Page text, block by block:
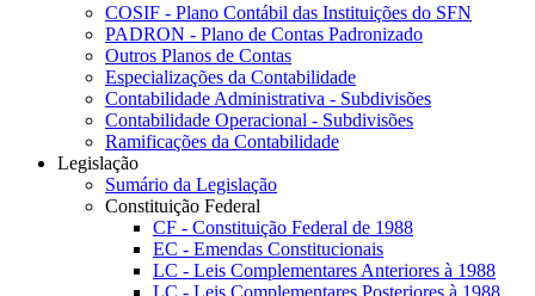
COSIF - Plano Contábil das Instituições do SFN
PADRON - Plano de Contas Padronizado
Outros Planos de Contas
Especializações da Contabilidade
Contabilidade Administrativa - Subdivisões
Contabilidade Operacional - Subdivisões
Ramificações da Contabilidade
Legislação
Sumário da Legislação
Constituição Federal
CF - Constituição Federal de 1988
EC - Emendas Constitucionais
LC - Leis Complementares Anteriores à 1988